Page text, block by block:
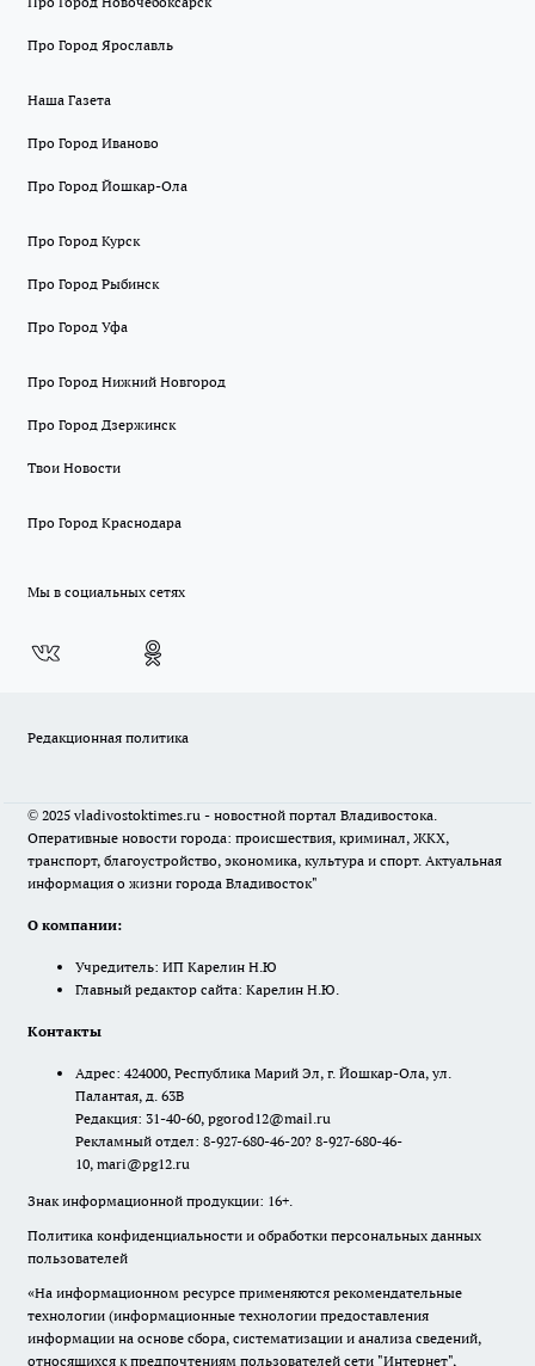
Про Город Ярославль
Наша Газета
Про Город Иваново
Про Город Йошкар-Ола
Про Город Курск
Про Город Рыбинск
Про Город Уфа
Про Город Нижний Новгород
Про Город Дзержинск
Твои Новости
Про Город Краснодара
Мы в социальных сетях
Редакционная политика
© 2025 vladivostoktimes.ru - новостной портал Владивостока.
Оперативные новости города: происшествия, криминал, ЖКХ,
транспорт, благоустройство, экономика, культура и спорт. Актуальная
информация о жизни города Владивосток"
О компании:
Учредитель: ИП Карелин Н.Ю
Главный редактор сайта: Карелин Н.Ю.
Контакты
Адрес: 424000, Республика Марий Эл, г. Йошкар-Ола, ул.
Палантая, д. 63В
Редакция: 31-40-60, pgorod12@mail.ru
Рекламный отдел: 8-927-680-46-20? 8-927-680-46-
10, mari@pg12.ru
Знак информационной продукции: 16+.
Политика конфиденциальности и обработки персональных данных
пользователей
«На информационном ресурсе применяются рекомендательные
технологии (информационные технологии предоставления
информации на основе сбора, систематизации и анализа сведений,
относящихся к предпочтениям пользователей сети "Интернет",